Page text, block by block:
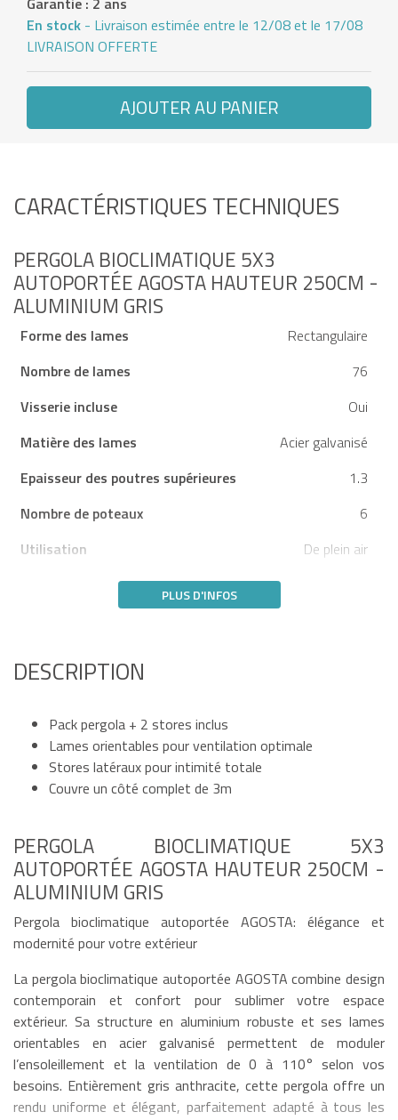
En stock - Livraison estimée entre le 12/08 et le 17/08
LIVRAISON OFFERTE
AJOUTER AU PANIER
CARACTÉRISTIQUES TECHNIQUES
PERGOLA BIOCLIMATIQUE 5X3
AUTOPORTÉE AGOSTA HAUTEUR 250CM -
ALUMINIUM GRIS
Forme des lames
Rectangulaire
Nombre de lames
76
Visserie incluse
Oui
Matière des lames
Acier galvanisé
Epaisseur des poutres supérieures
1.3
Nombre de poteaux
6
Utilisation
De plein air
PLUS D'INFOS
DESCRIPTION
Pack pergola + 2 stores inclus
Lames orientables pour ventilation optimale
Stores latéraux pour intimité totale
Couvre un côté complet de 3m
PERGOLA BIOCLIMATIQUE 5X3
AUTOPORTÉE AGOSTA HAUTEUR 250CM -
ALUMINIUM GRIS
Pergola bioclimatique autoportée AGOSTA: élégance et
modernité pour votre extérieur
La pergola bioclimatique autoportée AGOSTA combine design
contemporain et confort pour sublimer votre espace
extérieur. Sa structure en aluminium robuste et ses lames
orientables en acier galvanisé permettent de moduler
l’ensoleillement et la ventilation de 0 à 110° selon vos
besoins. Entièrement gris anthracite, cette pergola offre un
rendu uniforme et élégant, parfaitement adapté à tous les